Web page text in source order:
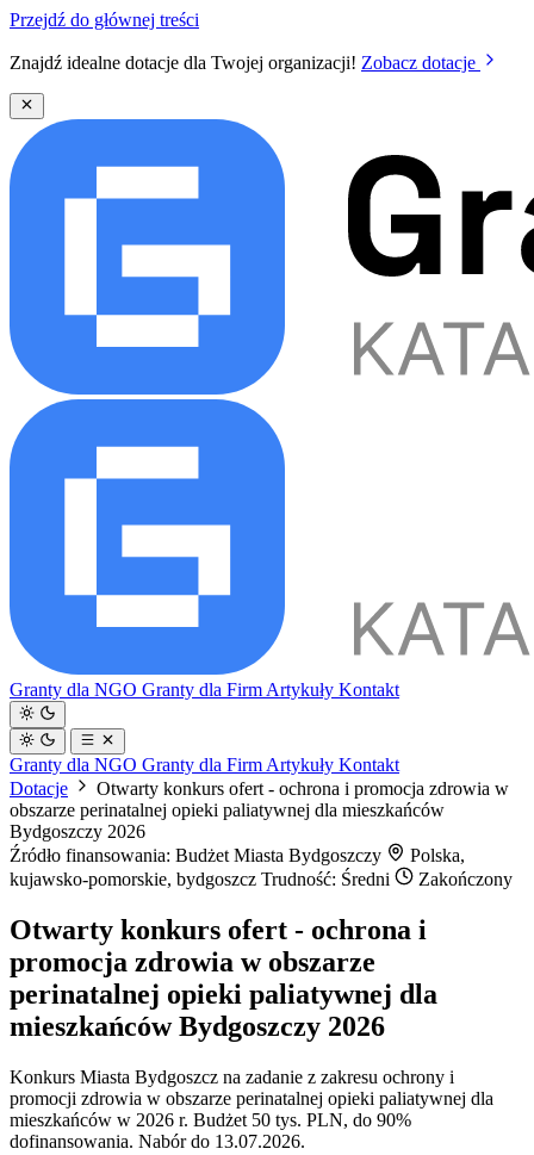
Przejdź do głównej treści
Znajdź idealne dotacje dla Twojej organizacji! Zobacz dotacje
Granty dla NGO Granty dla Firm Artykuły Kontakt
Granty dla NGO Granty dla Firm Artykuły Kontakt
Dotacje
Otwarty konkurs ofert - ochrona i promocja zdrowia w
obszarze perinatalnej opieki paliatywnej dla mieszkańców
Bydgoszczy 2026
Źródło finansowania: Budżet Miasta Bydgoszczy
Polska,
kujawsko-pomorskie, bydgoszcz Trudność: Średni Zakończony
Otwarty konkurs ofert - ochrona i
promocja zdrowia w obszarze
perinatalnej opieki paliatywnej dla
mieszkańców Bydgoszczy 2026
Konkurs Miasta Bydgoszcz na zadanie z zakresu ochrony i
promocji zdrowia w obszarze perinatalnej opieki paliatywnej dla
mieszkańców w 2026 r. Budżet 50 tys. PLN, do 90%
dofinansowania. Nabór do 13.07.2026.